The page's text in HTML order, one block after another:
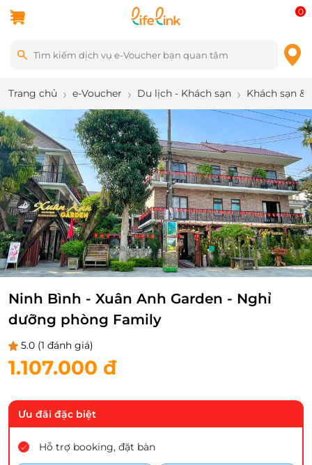
0
Trang chủ e-Voucher Du lịch - Khách sạn Khách sạn &
11/11
Ninh Bình - Xuân Anh Garden - Nghỉ
dưỡng phòng Family
5.0 (1 đánh giá)
1.107.000 đ
Ưu đãi đặc biệt
Hỗ trợ booking, đặt bàn